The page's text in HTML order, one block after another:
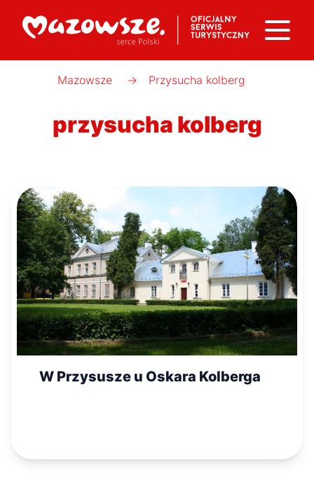
Mazowsze → Przysucha kolberg
przysucha kolberg
W Przysusze u Oskara Kolberga